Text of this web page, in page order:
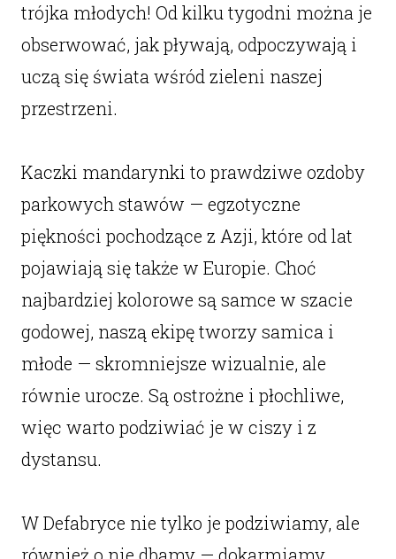
trójka młodych! Od kilku tygodni można je
obserwować, jak pływają, odpoczywają i
uczą się świata wśród zieleni naszej
przestrzeni.
Kaczki mandarynki to prawdziwe ozdoby
parkowych stawów — egzotyczne
piękności pochodzące z Azji, które od lat
pojawiają się także w Europie. Choć
najbardziej kolorowe są samce w szacie
godowej, naszą ekipę tworzy samica i
młode — skromniejsze wizualnie, ale
równie urocze. Są ostrożne i płochliwe,
więc warto podziwiać je w ciszy i z
dystansu.
W Defabryce nie tylko je podziwiamy, ale